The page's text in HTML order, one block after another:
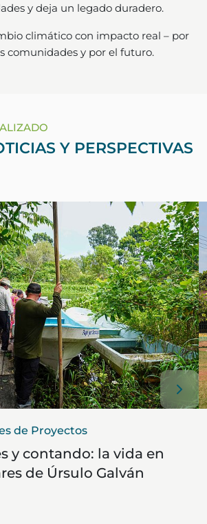
y deja un legado duradero.
climático con impacto real – por
comunidades y por el futuro.
Y PERSPECTIVAS
de Proyectos
y contando: la vida en
de Úrsulo Galván